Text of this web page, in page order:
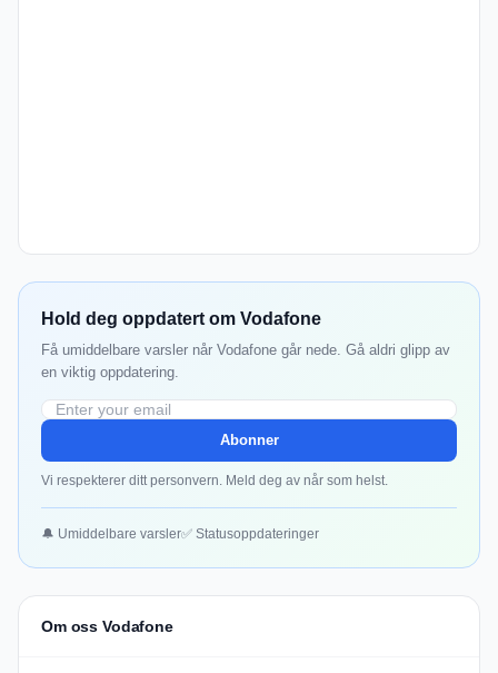
Hold deg oppdatert om Vodafone
Få umiddelbare varsler når Vodafone går nede. Gå aldri glipp av
en viktig oppdatering.
Abonner
Vi respekterer ditt personvern. Meld deg av når som helst.
🔔 Umiddelbare varsler✅ Statusoppdateringer
Om oss Vodafone